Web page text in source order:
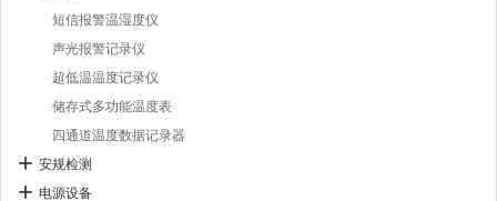
短信报警温湿度仪
声光报警记录仪
超低温温度记录仪
储存式多功能温度表
四通道温度数据记录器
安规检测
电源设备